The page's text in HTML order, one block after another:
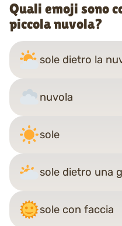
Quali emoji sono
piccola nuvola?
sole dietro la
nuvola
sole
sole dietro una
sole con faccia